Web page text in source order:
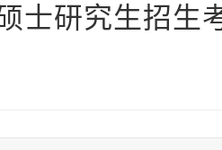
士研究生招生